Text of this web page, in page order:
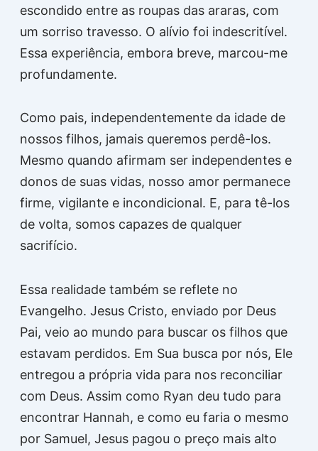
escondido entre as roupas das araras, com
um sorriso travesso. O alívio foi indescritível.
Essa experiência, embora breve, marcou-me
profundamente.
Como pais, independentemente da idade de
nossos filhos, jamais queremos perdê-los.
Mesmo quando afirmam ser independentes e
donos de suas vidas, nosso amor permanece
firme, vigilante e incondicional. E, para tê-los
de volta, somos capazes de qualquer
sacrifício.
Essa realidade também se reflete no
Evangelho. Jesus Cristo, enviado por Deus
Pai, veio ao mundo para buscar os filhos que
estavam perdidos. Em Sua busca por nós, Ele
entregou a própria vida para nos reconciliar
com Deus. Assim como Ryan deu tudo para
encontrar Hannah, e como eu faria o mesmo
por Samuel, Jesus pagou o preço mais alto